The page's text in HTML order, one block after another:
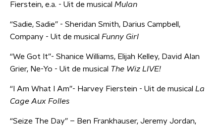
Fierstein, e.a. - Uit de musical Mulan
“Sadie, Sadie” - Sheridan Smith, Darius Campbell,
Company - Uit de musical Funny Girl
“We Got It”- Shanice Williams, Elijah Kelley, David Alan
Grier, Ne-Yo - Uit de musical The Wiz LIVE!
“I Am What I Am”- Harvey Fierstein - Uit de musical La
Cage Aux Folles
“Seize The Day” – Ben Frankhauser, Jeremy Jordan,